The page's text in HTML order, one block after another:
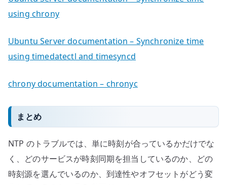
using chrony
Ubuntu Server documentation – Synchronize time
using timedatectl and timesyncd
chrony documentation – chronyc
まとめ
NTP のトラブルでは、単に時刻が合っているかだけでな
く、どのサービスが時刻同期を担当しているのか、どの
時刻源を選んでいるのか、到達性やオフセットがどう変